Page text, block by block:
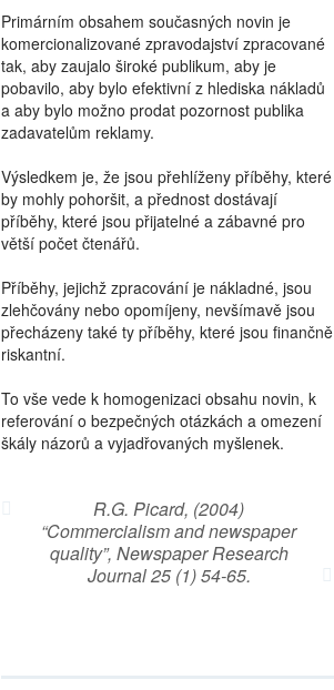
Primárním obsahem současných novin je
komercionalizované zpravodajství zpracované
tak, aby zaujalo široké publikum, aby je
pobavilo, aby bylo efektivní z hlediska nákladů
a aby bylo možno prodat pozornost publika
zadavatelům reklamy.
Výsledkem je, že jsou přehlíženy příběhy, které
by mohly pohoršit, a přednost dostávají
příběhy, které jsou přijatelné a zábavné pro
větší počet čtenářů.
Příběhy, jejichž zpracování je nákladné, jsou
zlehčovány nebo opomíjeny, nevšímavě jsou
přecházeny také ty příběhy, které jsou finančně
riskantní.
To vše vede k homogenizaci obsahu novin, k
referování o bezpečných otázkách a omezení
škály názorů a vyjadřovaných myšlenek.
R.G. Picard, (2004)
“Commercialism and newspaper
quality”, Newspaper Research
Journal 25 (1) 54-65.